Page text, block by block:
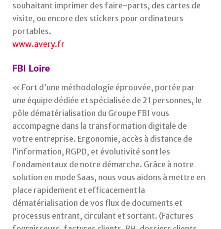
souhaitant imprimer des faire-parts, des cartes de
visite, ou encore des stickers pour ordinateurs
portables.
www.avery.fr
FBI Loire
« Fort d’une méthodologie éprouvée, portée par
une équipe dédiée et spécialisée de 21 personnes, le
pôle dématérialisation du Groupe FBI vous
accompagne dans la transformation digitale de
votre entreprise. Ergonomie, accès à distance de
l’information, RGPD, et évolutivité sont les
fondamentaux de notre démarche. Grâce à notre
solution en mode Saas, nous vous aidons à mettre en
place rapidement et efficacement la
dématérialisation de vos flux de documents et
processus entrant, circulant et sortant. (Factures